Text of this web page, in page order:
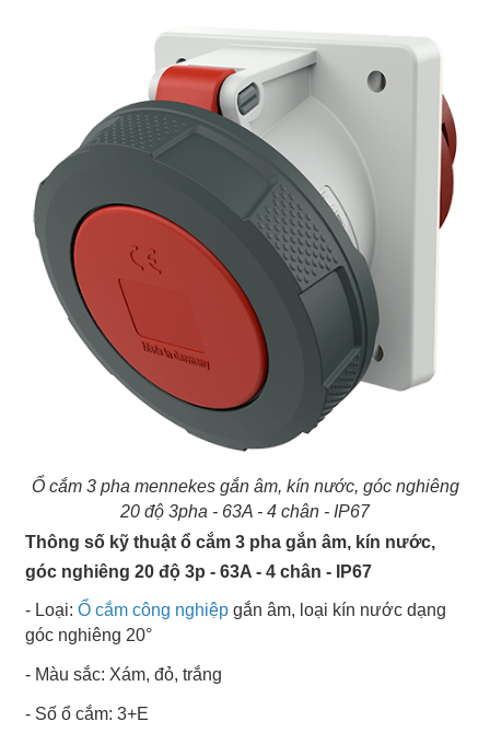
Ổ cắm 3 pha mennekes gắn âm, kín nước, góc nghiêng
20 độ 3pha - 63A - 4 chân - IP67
Thông số kỹ thuật ổ cắm 3 pha gắn âm, kín nước,
góc nghiêng 20 độ 3p - 63A - 4 chân - IP67
- Loại: Ổ cắm công nghiệp gắn âm, loại kín nước dạng
góc nghiêng 20°
- Màu sắc: Xám, đỏ, trắng
- Số ổ cắm: 3+E